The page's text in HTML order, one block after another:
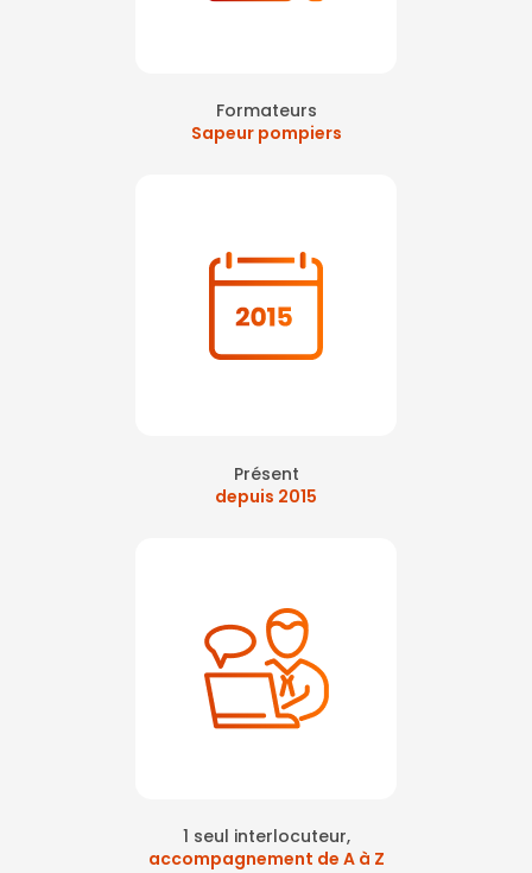
Formateurs
Sapeur pompiers
Présent
depuis 2015
1 seul interlocuteur,
accompagnement de A à Z